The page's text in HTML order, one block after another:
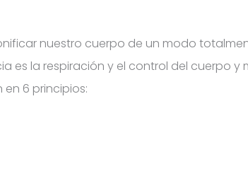
nuestro cuerpo de un modo
es la respiración y el control del cuerpo y
6 principios: